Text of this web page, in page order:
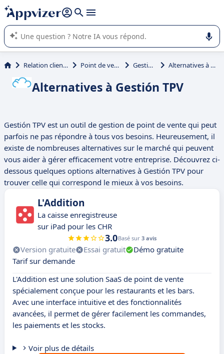
répondre (plusieurs lignes avec
L'IA de Appvizer vous guide dans l'utilisation ou la sélection de
logiciel SaaS en entreprise.
Relation client et vente Point de vente (POS) Gestión TPV Alternatives à Gestión TPV
Alternatives à Gestión TPV
Gestión TPV est un outil de gestion de point de vente qui peut
parfois ne pas répondre à tous vos besoins. Heureusement, il
existe de nombreuses alternatives sur le marché qui peuvent
vous aider à gérer efficacement votre entreprise. Découvrez ci-
dessous quelques options alternatives à Gestión TPV pour
trouver celle qui correspond le mieux à vos besoins.
L'Addition
La caisse enregistreuse
sur iPad pour les CHR
3.0Basé sur 3 avis
Version gratuite Essai gratuit
Démo gratuite
Tarif sur demande
L'Addition est une solution SaaS de point de vente
spécialement conçue pour les restaurants et les bars.
Avec une interface intuitive et des fonctionnalités
avancées, il permet de gérer facilement les commandes,
les paiements et les stocks.
Voir plus de détails